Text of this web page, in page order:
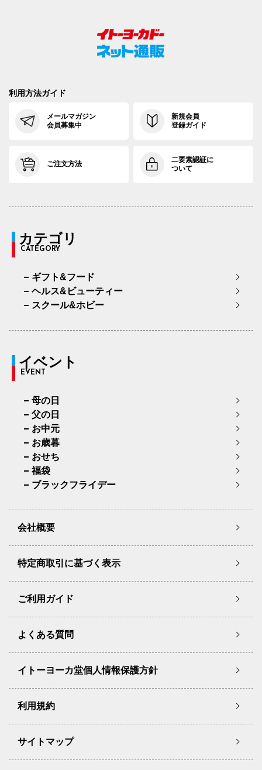
利用方法ガイド
メールマガジン
会員募集中
新規会員
登録ガイド
ご注文方法
二要素認証に
ついて
カテゴリ
CATEGORY
ギフト&フード
ヘルス&ビューティー
スクール&ホビー
イベント
EVENT
母の日
父の日
お中元
お歳暮
おせち
福袋
ブラックフライデー
会社概要
特定商取引に基づく表示
ご利用ガイド
よくある質問
イトーヨーカ堂個人情報保護方針
利用規約
サイトマップ